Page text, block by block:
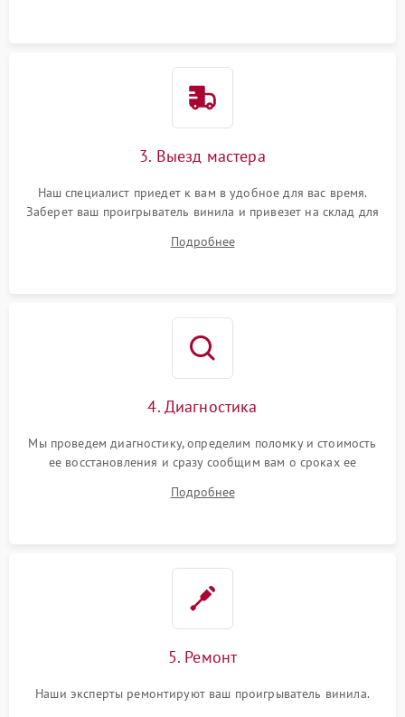
3. Выезд мастера
Наш специалист приедет к вам в удобное для вас время.
Заберет ваш проигрыватель винила и привезет на склад для
Подробнее
4. Диагностика
Мы проведем диагностику, определим поломку и стоимость
ее восстановления и сразу сообщим вам о сроках ее
Подробнее
5. Ремонт
Наши эксперты ремонтируют ваш проигрыватель винила.